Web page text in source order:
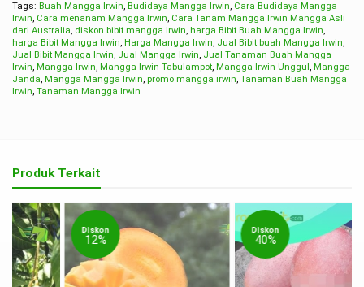
Tags: Buah Mangga Irwin, Budidaya Mangga Irwin, Cara Budidaya Mangga
Irwin, Cara menanam Mangga Irwin, Cara Tanam Mangga Irwin Mangga Asli
dari Australia, diskon bibit mangga irwin, harga Bibit Buah Mangga Irwin,
harga Bibit Mangga Irwin, Harga Mangga Irwin, Jual Bibit buah Mangga Irwin,
Jual Bibit Mangga Irwin, Jual Mangga Irwin, Jual Tanaman Buah Mangga
Irwin, Mangga Irwin, Mangga Irwin Tabulampot, Mangga Irwin Unggul , Mangga
Janda, Mangga Mangga Irwin, promo mangga irwin, Tanaman Buah Mangga
Irwin, Tanaman Mangga Irwin
Produk Terkait
Diskon
12%
Diskon